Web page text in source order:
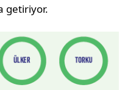
getiriyor.